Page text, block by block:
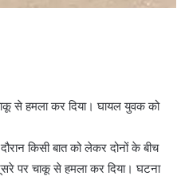
से हमला कर दिया। घायल युवक को
किसी बात को लेकर दोनों के बीच
पर चाकू से हमला कर दिया। घटना